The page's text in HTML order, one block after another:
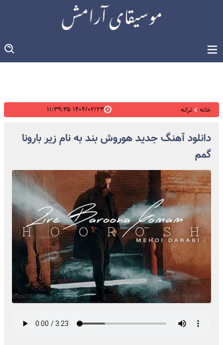
خانه ترانه ۱۴۰۴/۰۲/۲۳ ۱۱:۳۹:۳۵
دانلود آهنگ جدید هوروش بند به نام زیر بارونا
گمم